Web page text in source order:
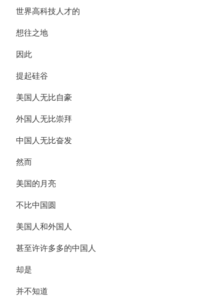
世界高科技人才的
想往之地
因此
提起硅谷
美国人无比自豪
外国人无比崇拜
中国人无比奋发
然而
美国的月亮
不比中国圆
美国人和外国人
甚至许许多多的中国人
却是
并不知道